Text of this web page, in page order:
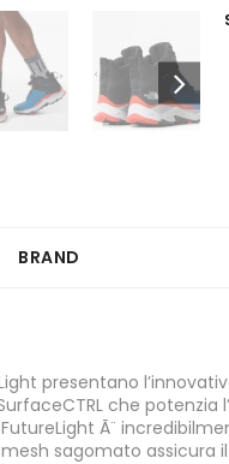
BRAND
presentano
che potenzia
Ã¨
sagomato assicura